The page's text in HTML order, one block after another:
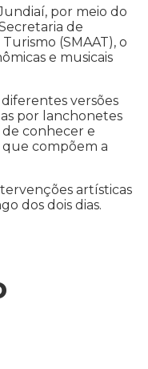
por meio do
de
(SMAAT), o
e musicais
versões
por lanchonetes
conhecer e
que compõem a
artísticas
dos dois dias.